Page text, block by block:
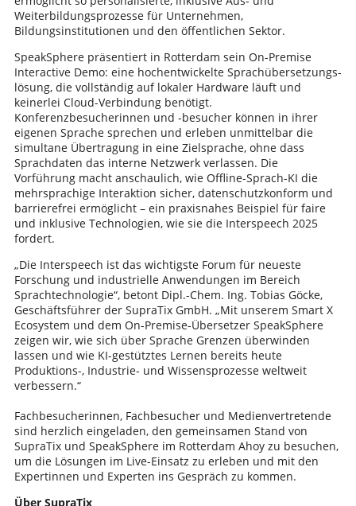
Weiterbildungsprozesse für Unternehmen,
Bildungsinstitutionen und den öffentlichen Sektor.
SpeakSphere präsentiert in Rotterdam sein On-Premise
Interactive Demo: eine hochentwickelte Sprachübersetzungs­
lösung, die vollständig auf lokaler Hardware läuft und
keinerlei Cloud-Verbindung benötigt.
Konferenzbesucherinnen und -besucher können in ihrer
eigenen Sprache sprechen und erleben unmittelbar die
simultane Übertragung in eine Zielsprache, ohne dass
Sprachdaten das interne Netzwerk verlassen. Die
Vorführung macht anschaulich, wie Offline-Sprach-KI die
mehrsprachige Interaktion sicher, datenschutzkonform und
barrierefrei ermöglicht – ein praxisnahes Beispiel für faire
und inklusive Technologien, wie sie die Interspeech 2025
fordert.
„Die Interspeech ist das wichtigste Forum für neueste
Forschung und industrielle Anwendungen im Bereich
Sprach­technologie“, betont Dipl.-Chem. Ing. Tobias Göcke,
Geschäftsführer der SupraTix GmbH. „Mit unserem Smart X
Ecosystem und dem On-Premise-Übersetzer SpeakSphere
zeigen wir, wie sich über Sprache Grenzen überwinden
lassen und wie KI-gestütztes Lernen bereits heute
Produktions-, Industrie- und Wissensprozesse weltweit
verbessern.“
Fachbesucherinnen, Fachbesucher und Medienvertretende
sind herzlich eingeladen, den gemeinsamen Stand von
SupraTix und SpeakSphere im Rotterdam Ahoy zu besuchen,
um die Lösungen im Live-Einsatz zu erleben und mit den
Expertinnen und Experten ins Gespräch zu kommen.
Über SupraTix